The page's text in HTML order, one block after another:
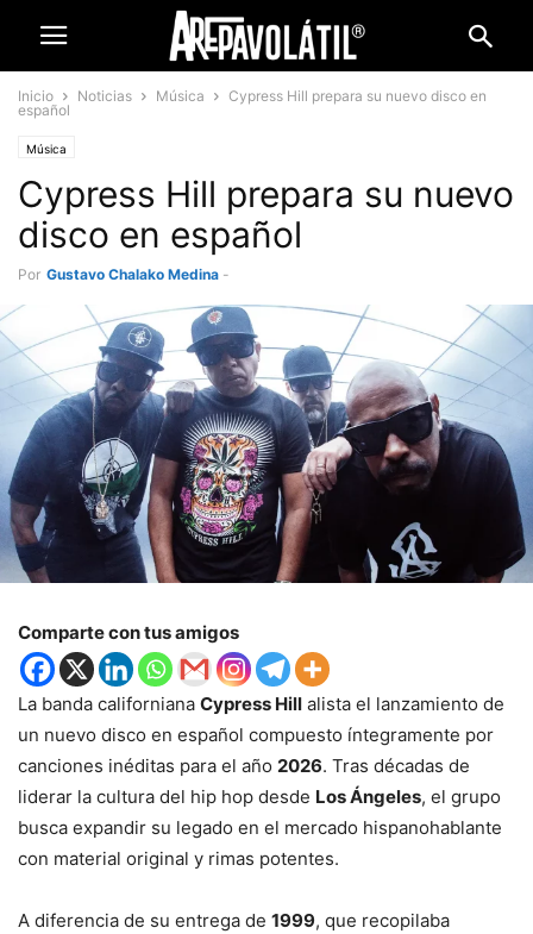
Inicio Noticias Música
Cypress Hill prepara su nuevo disco en
español
Música
Cypress Hill prepara su nuevo
disco en español
Por Gustavo Chalako Medina -
Comparte con tus amigos
La banda californiana Cypress Hill alista el lanzamiento de
un nuevo disco en español compuesto íntegramente por
canciones inéditas para el año 2026. Tras décadas de
liderar la cultura del hip hop desde Los Ángeles, el grupo
busca expandir su legado en el mercado hispanohablante
con material original y rimas potentes.
A diferencia de su entrega de 1999, que recopilaba